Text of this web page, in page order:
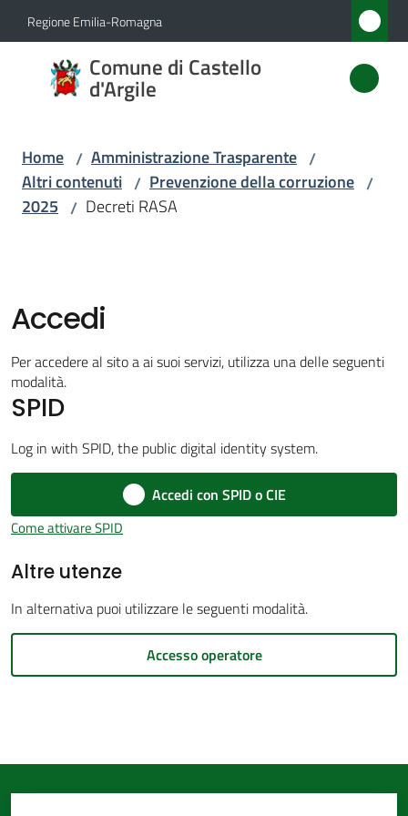
Vai al contenuto
Vai alla navigazione
Vai al footer
Regione Emilia-Romagna
Comune di Castello
d'Argile
Comune
di
Servizi
Vivere
Castello
Trasparente
Menu selezionato
argomenti...
Seguici
Home / Amministrazione Trasparente /
Altri contenuti / Prevenzione della corruzione /
2025 / Decreti RASA
Accedi
Per accedere al sito a ai suoi servizi, utilizza una delle seguenti
modalità.
SPID
Log in with SPID, the public digital identity system.
Accedi con SPID o CIE
Come attivare SPID
Altre utenze
In alternativa puoi utilizzare le seguenti modalità.
Accesso operatore